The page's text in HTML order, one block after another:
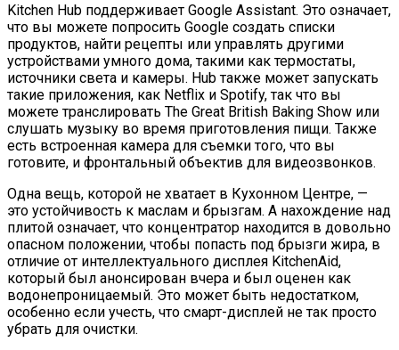
Kitchen Hub поддерживает Google Assistant. Это означает,
что вы можете попросить Google создать списки
продуктов, найти рецепты или управлять другими
устройствами умного дома, такими как термостаты,
источники света и камеры. Hub также может запускать
такие приложения, как Netflix и Spotify, так что вы
можете транслировать The Great British Baking Show или
слушать музыку во время приготовления пищи. Также
есть встроенная камера для съемки того, что вы
готовите, и фронтальный объектив для видеозвонков.
Одна вещь, которой не хватает в Кухонном Центре, —
это устойчивость к маслам и брызгам. А нахождение над
плитой означает, что концентратор находится в довольно
опасном положении, чтобы попасть под брызги жира, в
отличие от интеллектуального дисплея KitchenAid,
который был анонсирован вчера и был оценен как
водонепроницаемый. Это может быть недостатком,
особенно если учесть, что смарт-дисплей не так просто
убрать для очистки.